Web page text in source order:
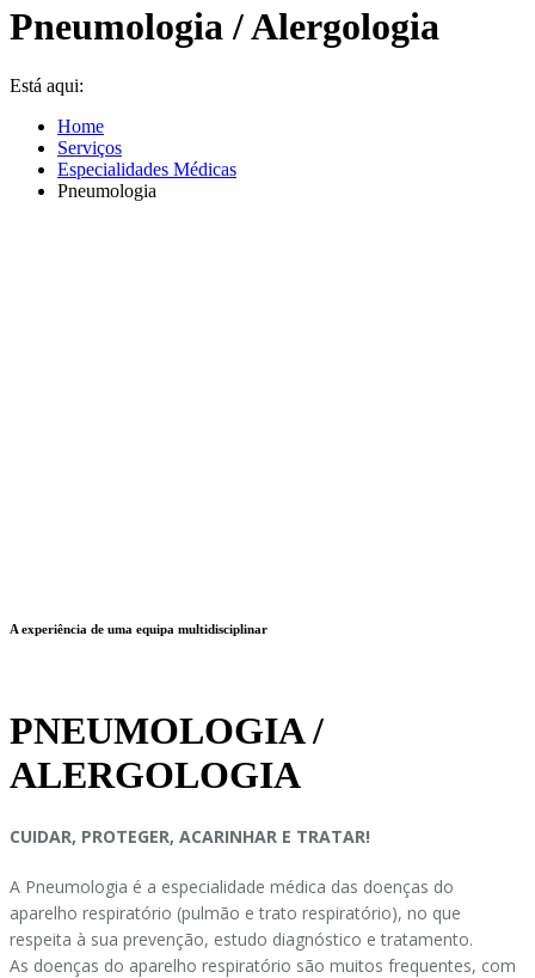
Pneumologia / Alergologia
Está aqui:
Home
Serviços
Especialidades Médicas
Pneumologia
A experiência de uma equipa multidisciplinar
PNEUMOLOGIA /
ALERGOLOGIA
CUIDAR, PROTEGER, ACARINHAR E TRATAR!
A Pneumologia é a especialidade médica das doenças do
aparelho respiratório (pulmão e trato respiratório), no que
respeita à sua prevenção, estudo diagnóstico e tratamento.
As doenças do aparelho respiratório são muitos frequentes, com